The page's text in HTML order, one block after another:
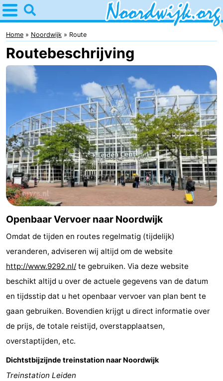
Home
Noordwijk
Tips
Appartementen
Bed
(&
breakfasts)
Campings
Hotels
Vakantiehuizen
-
De
Gouden
Spar
De
Noordduinen
-
Duinresort
Dunimar
-
Noordwijkse
Duinen
-
Parc
Last
minutes
Strand
Home Noordwijk Route
Routebeschrijving
Openbaar Vervoer naar Noordwijk
Omdat de tijden en routes regelmatig (tijdelijk)
veranderen, adviseren wij altijd om de website
http://www.9292.nl/ te gebruiken. Via deze website
beschikt altijd u over de actuele gegevens van de datum
en tijdsstip dat u het openbaar vervoer van plan bent te
gaan gebruiken. Bovendien krijgt u direct informatie over
de prijs, de totale reistijd, overstapplaatsen,
overstaptijden, etc.
Dichtstbijzijnde treinstation naar Noordwijk
Treinstation Leiden